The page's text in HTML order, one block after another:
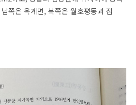
쪽은 옥계면, 북쪽은 월호평동과 접